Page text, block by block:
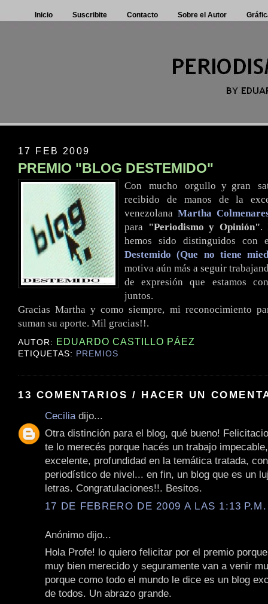
Inicio Suscribite Contacto Sobre el Autor
17 FEB 2009
PREMIO "BLOG DESTEMIDO"
Con .mucho .orgullo y gran
recibido de manos de la
venezolana Martha
para "Periodismo y Opinión".
hemos sido distinguidos con
Destemido (Que no tiene
motiva aún más a seguir
de expresión que estamos
juntos.
Gracias Martha y como siempre, mi reconocimiento
suman su aporte. Mil gracias!!.
AUTOR: EDUARDO CASTILLO PÁEZ
ETIQUETAS: PREMIOS
13 COMENTARIOS / HACER UN
Cecilia dijo...
Otra distinción para el blog, qué bueno!
te lo merecés porque hacés un trabajo
excelente, profundidad en la temática tratada,
periodístico de nivel... en fin, un blog que es un
letras. Congratulaciones!!. Besitos.
17 DE FEBRERO DE 2009 A LAS 1:13 P.M.
Anónimo dijo...
Hola Profe! lo quiero felicitar por el premio
muy bien merecido y seguramente van a venir
porque como todo el mundo le dice es un blog
de todos. Un abrazo grande.